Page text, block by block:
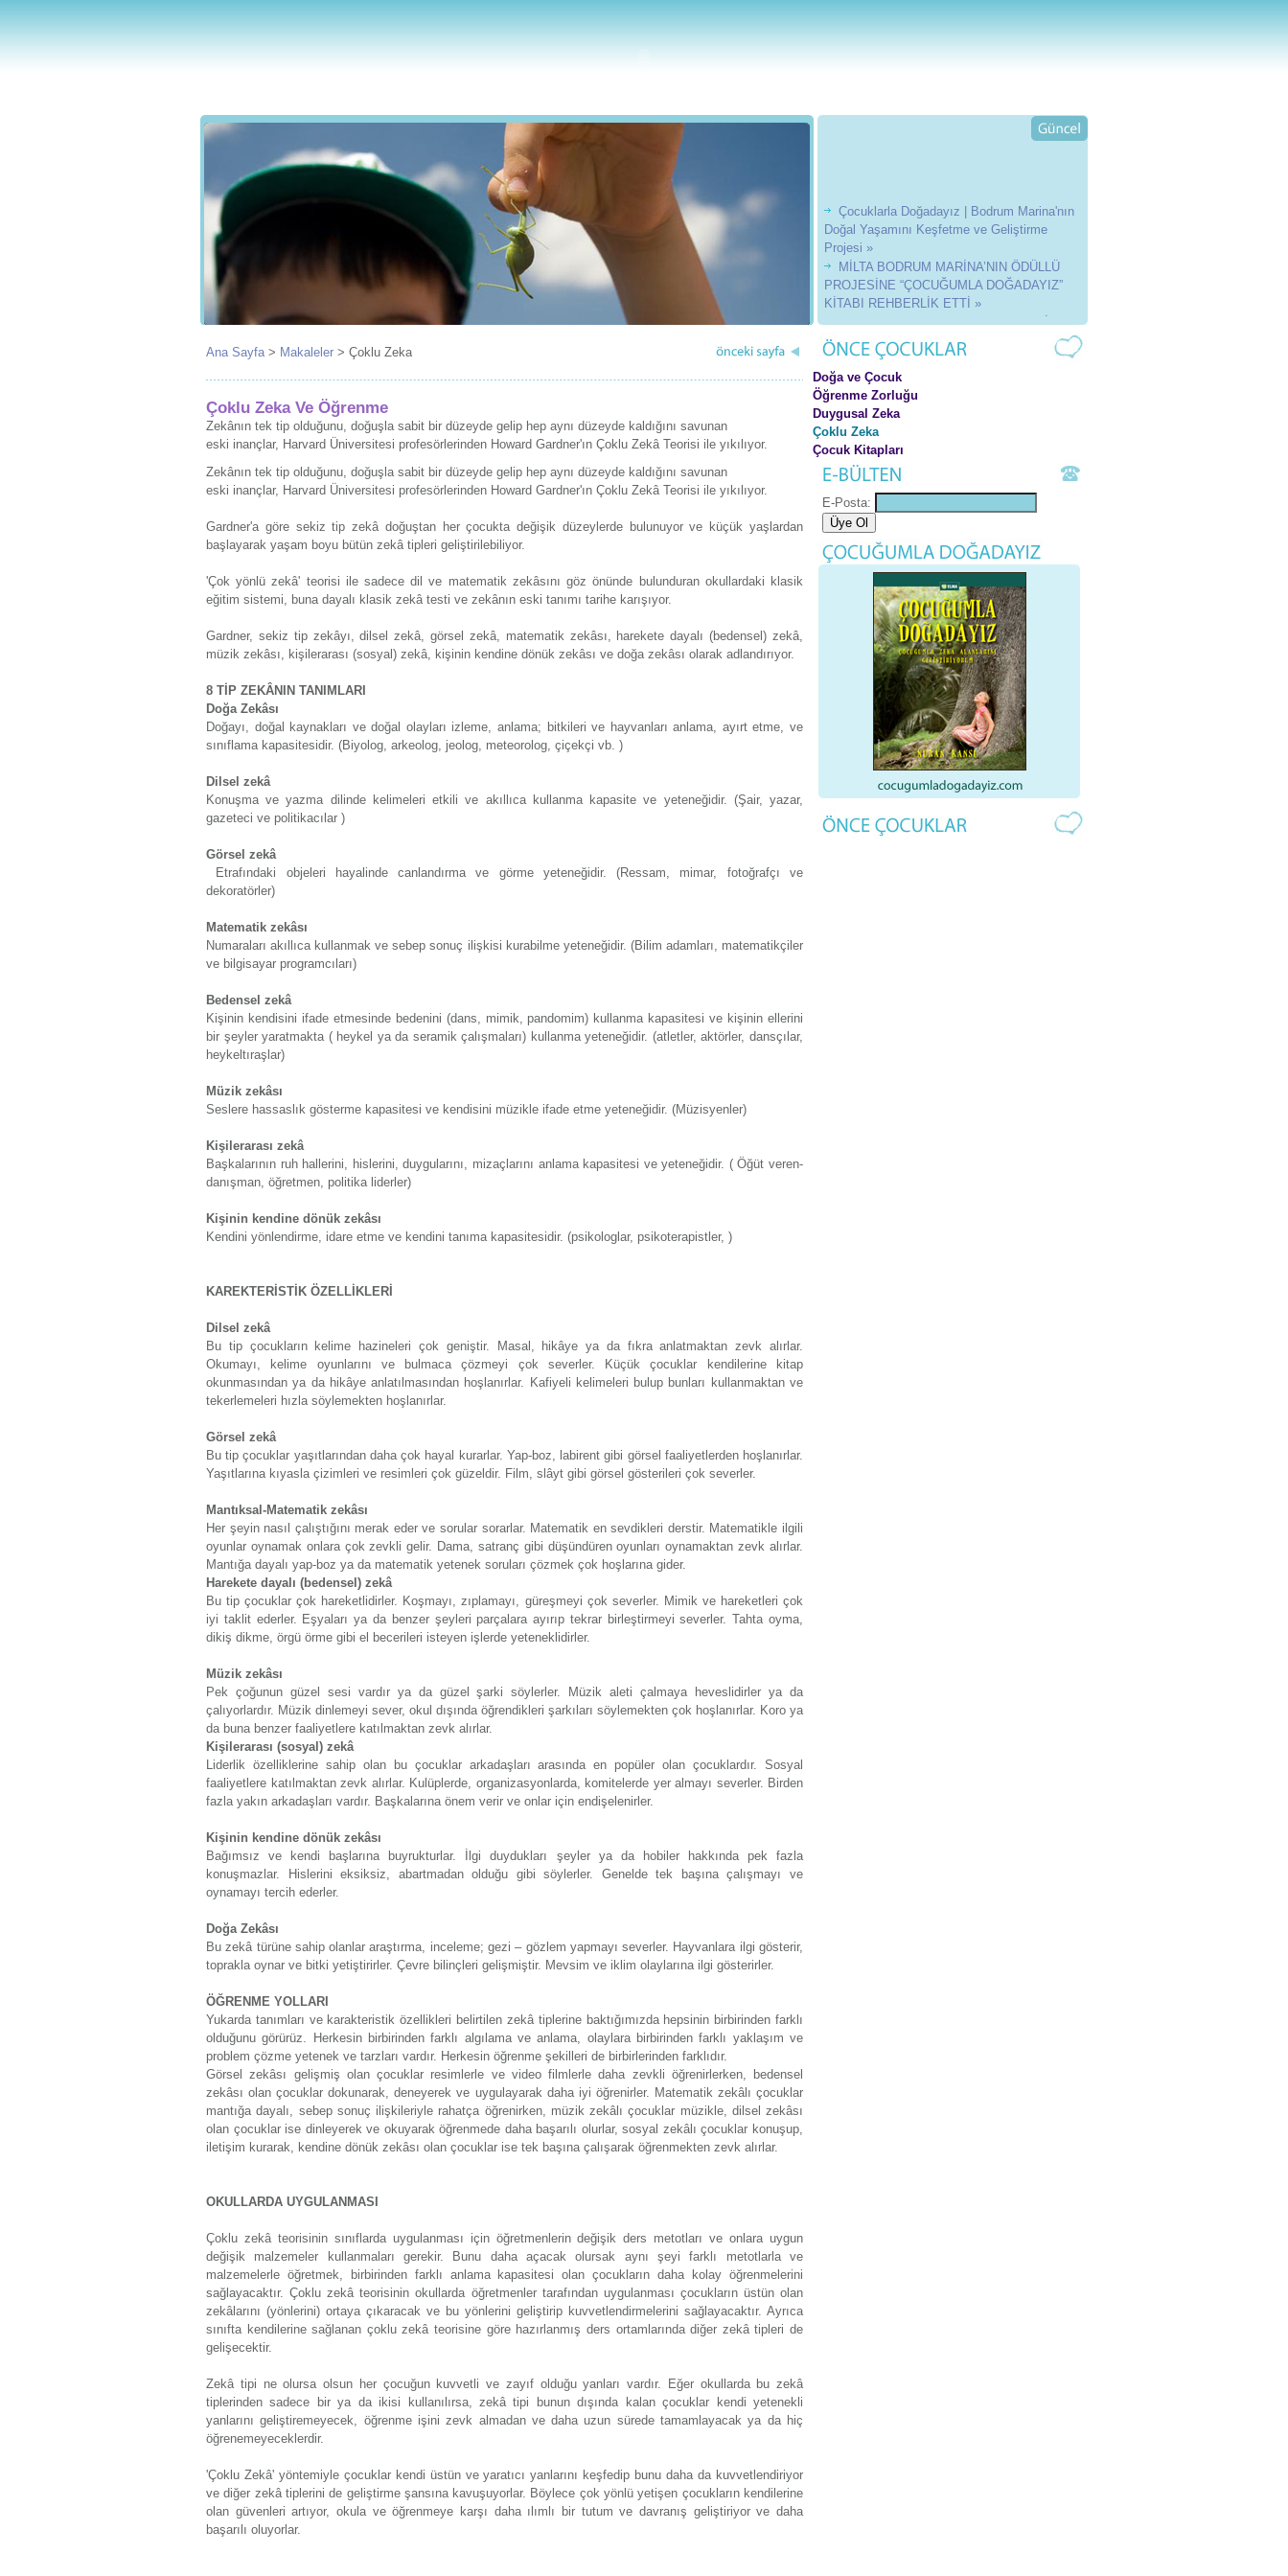
Doğal Yaşamını Keşfetme ve Geliştirme
Projesi »
MİLTA BODRUM MARİNA’NIN ÖDÜLLÜ
PROJESİNE “ÇOCUĞUMLA DOĞADAYIZ”
KİTABI REHBERLİK ETTİ »
23 Nisan "Çocuk ve Sanat Festivali" İmza
Günü »
2015 Etkinlikleri »
2014 Etkinlikleri »
2013 Etkinlikleri »
Ana Sayfa > Makaleler > Çoklu Zeka
Çoklu Zeka Ve Öğrenme
Zekânın tek tip olduğunu, doğuşla sabit bir düzeyde gelip hep aynı düzeyde kaldığını savunan
eski inançlar, Harvard Üniversitesi profesörlerinden Howard Gardner'ın Çoklu Zekâ Teorisi ile yıkılıyor.
Zekânın tek tip olduğunu, doğuşla sabit bir düzeyde gelip hep aynı düzeyde kaldığını savunan
eski inançlar, Harvard Üniversitesi profesörlerinden Howard Gardner'ın Çoklu Zekâ Teorisi ile yıkılıyor.
Gardner'a göre sekiz tip zekâ doğuştan her çocukta değişik düzeylerde bulunuyor ve küçük yaşlardan
başlayarak yaşam boyu bütün zekâ tipleri geliştirilebiliyor.
'Çok yönlü zekâ' teorisi ile sadece dil ve matematik zekâsını göz önünde bulunduran okullardaki klasik
eğitim sistemi, buna dayalı klasik zekâ testi ve zekânın eski tanımı tarihe karışıyor.
Gardner, sekiz tip zekâyı, dilsel zekâ, görsel zekâ, matematik zekâsı, harekete dayalı (bedensel) zekâ,
müzik zekâsı, kişilerarası (sosyal) zekâ, kişinin kendine dönük zekâsı ve doğa zekâsı olarak adlandırıyor.
8 TİP ZEKÂNIN TANIMLARI
Doğa Zekâsı
Doğayı, doğal kaynakları ve doğal olayları izleme, anlama; bitkileri ve hayvanları anlama, ayırt etme, ve
sınıflama kapasitesidir. (Biyolog, arkeolog, jeolog, meteorolog, çiçekçi vb. )
Dilsel zekâ
Konuşma ve yazma dilinde kelimeleri etkili ve akıllıca kullanma kapasite ve yeteneğidir. (Şair, yazar,
gazeteci ve politikacılar )
Görsel zekâ
Etrafındaki objeleri hayalinde canlandırma ve görme yeteneğidir. (Ressam, mimar, fotoğrafçı ve
dekoratörler)
Matematik zekâsı
Numaraları akıllıca kullanmak ve sebep sonuç ilişkisi kurabilme yeteneğidir. (Bilim adamları, matematikçiler
ve bilgisayar programcıları)
Bedensel zekâ
Kişinin kendisini ifade etmesinde bedenini (dans, mimik, pandomim) kullanma kapasitesi ve kişinin ellerini
bir şeyler yaratmakta ( heykel ya da seramik çalışmaları) kullanma yeteneğidir. (atletler, aktörler, dansçılar,
heykeltıraşlar)
Müzik zekâsı
Seslere hassaslık gösterme kapasitesi ve kendisini müzikle ifade etme yeteneğidir. (Müzisyenler)
Kişilerarası zekâ
Başkalarının ruh hallerini, hislerini, duygularını, mizaçlarını anlama kapasitesi ve yeteneğidir. ( Öğüt veren-
danışman, öğretmen, politika liderler)
Kişinin kendine dönük zekâsı
Kendini yönlendirme, idare etme ve kendini tanıma kapasitesidir. (psikologlar, psikoterapistler, )
KAREKTERİSTİK ÖZELLİKLERİ
Dilsel zekâ
Bu tip çocukların kelime hazineleri çok geniştir. Masal, hikâye ya da fıkra anlatmaktan zevk alırlar.
Okumayı, kelime oyunlarını ve bulmaca çözmeyi çok severler. Küçük çocuklar kendilerine kitap
okunmasından ya da hikâye anlatılmasından hoşlanırlar. Kafiyeli kelimeleri bulup bunları kullanmaktan ve
tekerlemeleri hızla söylemekten hoşlanırlar.
Görsel zekâ
Bu tip çocuklar yaşıtlarından daha çok hayal kurarlar. Yap-boz, labirent gibi görsel faaliyetlerden hoşlanırlar.
Yaşıtlarına kıyasla çizimleri ve resimleri çok güzeldir. Film, slâyt gibi görsel gösterileri çok severler.
Mantıksal-Matematik zekâsı
Her şeyin nasıl çalıştığını merak eder ve sorular sorarlar. Matematik en sevdikleri derstir. Matematikle ilgili
oyunlar oynamak onlara çok zevkli gelir. Dama, satranç gibi düşündüren oyunları oynamaktan zevk alırlar.
Mantığa dayalı yap-boz ya da matematik yetenek soruları çözmek çok hoşlarına gider.
Harekete dayalı (bedensel) zekâ
Bu tip çocuklar çok hareketlidirler. Koşmayı, zıplamayı, güreşmeyi çok severler. Mimik ve hareketleri çok
iyi taklit ederler. Eşyaları ya da benzer şeyleri parçalara ayırıp tekrar birleştirmeyi severler. Tahta oyma,
dikiş dikme, örgü örme gibi el becerileri isteyen işlerde yeteneklidirler.
Müzik zekâsı
Pek çoğunun güzel sesi vardır ya da güzel şarki söylerler. Müzik aleti çalmaya heveslidirler ya da
çalıyorlardır. Müzik dinlemeyi sever, okul dışında öğrendikleri şarkıları söylemekten çok hoşlanırlar. Koro ya
da buna benzer faaliyetlere katılmaktan zevk alırlar.
Kişilerarası (sosyal) zekâ
Liderlik özelliklerine sahip olan bu çocuklar arkadaşları arasında en popüler olan çocuklardır. Sosyal
faaliyetlere katılmaktan zevk alırlar. Kulüplerde, organizasyonlarda, komitelerde yer almayı severler. Birden
fazla yakın arkadaşları vardır. Başkalarına önem verir ve onlar için endişelenirler.
Kişinin kendine dönük zekâsı
Bağımsız ve kendi başlarına buyrukturlar. İlgi duydukları şeyler ya da hobiler hakkında pek fazla
konuşmazlar. Hislerini eksiksiz, abartmadan olduğu gibi söylerler. Genelde tek başına çalışmayı ve
oynamayı tercih ederler.
Doğa Zekâsı
Bu zekâ türüne sahip olanlar araştırma, inceleme; gezi – gözlem yapmayı severler. Hayvanlara ilgi gösterir,
toprakla oynar ve bitki yetiştirirler. Çevre bilinçleri gelişmiştir. Mevsim ve iklim olaylarına ilgi gösterirler.
ÖĞRENME YOLLARI
Yukarda tanımları ve karakteristik özellikleri belirtilen zekâ tiplerine baktığımızda hepsinin birbirinden farklı
olduğunu görürüz. Herkesin birbirinden farklı algılama ve anlama, olaylara birbirinden farklı yaklaşım ve
problem çözme yetenek ve tarzları vardır. Herkesin öğrenme şekilleri de birbirlerinden farklıdır.
Görsel zekâsı gelişmiş olan çocuklar resimlerle ve video filmlerle daha zevkli öğrenirlerken, bedensel
zekâsı olan çocuklar dokunarak, deneyerek ve uygulayarak daha iyi öğrenirler. Matematik zekâlı çocuklar
mantığa dayalı, sebep sonuç ilişkileriyle rahatça öğrenirken, müzik zekâlı çocuklar müzikle, dilsel zekâsı
olan çocuklar ise dinleyerek ve okuyarak öğrenmede daha başarılı olurlar, sosyal zekâlı çocuklar konuşup,
iletişim kurarak, kendine dönük zekâsı olan çocuklar ise tek başına çalışarak öğrenmekten zevk alırlar.
OKULLARDA UYGULANMASI
Çoklu zekâ teorisinin sınıflarda uygulanması için öğretmenlerin değişik ders metotları ve onlara uygun
değişik malzemeler kullanmaları gerekir. Bunu daha açacak olursak aynı şeyi farklı metotlarla ve
malzemelerle öğretmek, birbirinden farklı anlama kapasitesi olan çocukların daha kolay öğrenmelerini
sağlayacaktır. Çoklu zekâ teorisinin okullarda öğretmenler tarafından uygulanması çocukların üstün olan
zekâlarını (yönlerini) ortaya çıkaracak ve bu yönlerini geliştirip kuvvetlendirmelerini sağlayacaktır. Ayrıca
sınıfta kendilerine sağlanan çoklu zekâ teorisine göre hazırlanmış ders ortamlarında diğer zekâ tipleri de
gelişecektir.
Zekâ tipi ne olursa olsun her çocuğun kuvvetli ve zayıf olduğu yanları vardır. Eğer okullarda bu zekâ
tiplerinden sadece bir ya da ikisi kullanılırsa, zekâ tipi bunun dışında kalan çocuklar kendi yetenekli
yanlarını geliştiremeyecek, öğrenme işini zevk almadan ve daha uzun sürede tamamlayacak ya da hiç
öğrenemeyeceklerdir.
'Çoklu Zekâ' yöntemiyle çocuklar kendi üstün ve yaratıcı yanlarını keşfedip bunu daha da kuvvetlendiriyor
ve diğer zekâ tiplerini de geliştirme şansına kavuşuyorlar. Böylece çok yönlü yetişen çocukların kendilerine
olan güvenleri artıyor, okula ve öğrenmeye karşı daha ılımlı bir tutum ve davranış geliştiriyor ve daha
başarılı oluyorlar.
Doğa ve Çocuk
Öğrenme Zorluğu
Duygusal Zeka
Çoklu Zeka
Çocuk Kitapları
E-Posta: